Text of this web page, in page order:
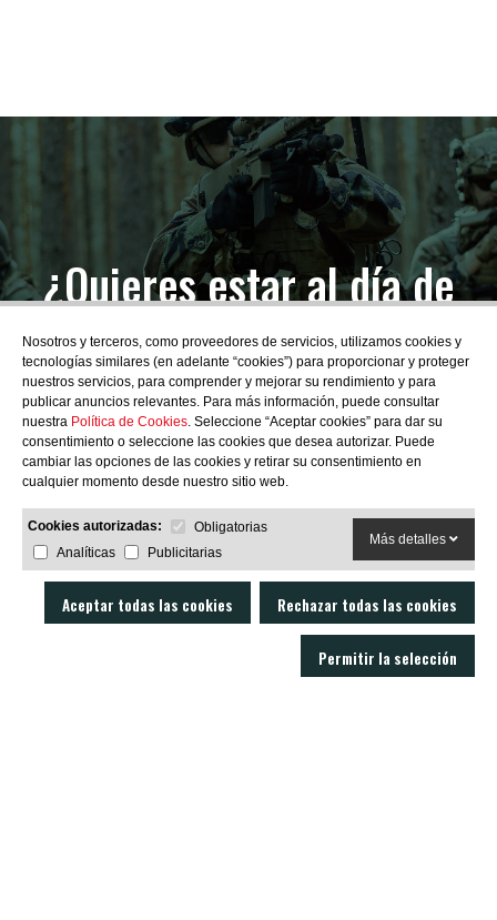
¿Quieres estar al día de
las novedades?
SUBSCRIBIRME
Nosotros y terceros, como proveedores de servicios, utilizamos cookies y
tecnologías similares (en adelante “cookies”) para proporcionar y proteger
nuestros servicios, para comprender y mejorar su rendimiento y para
publicar anuncios relevantes. Para más información, puede consultar
nuestra Política de Cookies. Seleccione “Aceptar cookies” para dar su
consentimiento o seleccione las cookies que desea autorizar. Puede
cambiar las opciones de las cookies y retirar su consentimiento en
cualquier momento desde nuestro sitio web.
Cookies autorizadas:
Obligatorias
Analíticas
Publicitarias
Más detalles
Aceptar todas las cookies Rechazar todas las cookies
Permitir la selección